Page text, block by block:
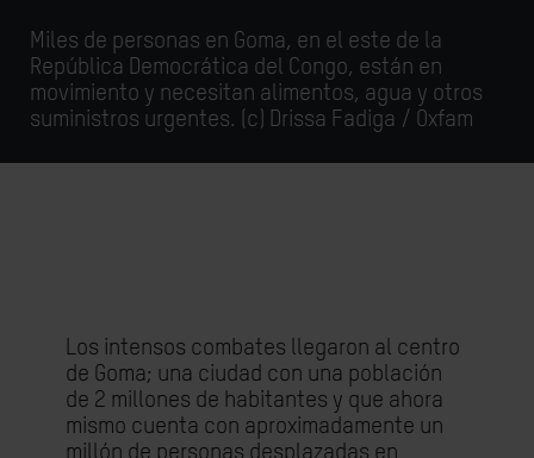
Miles de personas en Goma, en el este de la
República Democrática del Congo, están en
movimiento y necesitan alimentos, agua y otros
suministros urgentes. (c) Drissa Fadiga / Oxfam
Los intensos combates llegaron al centro
de Goma; una ciudad con una población
de 2 millones de habitantes y que ahora
mismo cuenta con aproximadamente un
millón de personas desplazadas en